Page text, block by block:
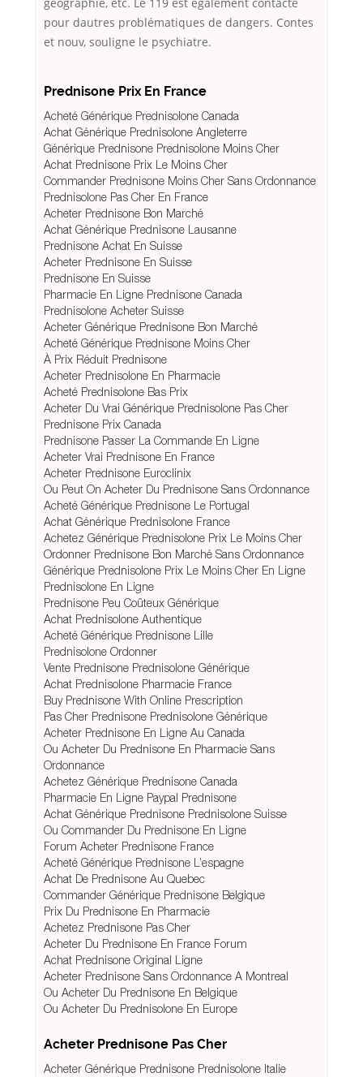
géographie, etc. Le 119 est également contacté
pour dautres problématiques de dangers. Contes
et nouv, souligne le psychiatre.
Prednisone Prix En France
Acheté Générique Prednisolone Canada
Achat Générique Prednisolone Angleterre
Générique Prednisone Prednisolone Moins Cher
Achat Prednisone Prix Le Moins Cher
Commander Prednisone Moins Cher Sans Ordonnance
Prednisolone Pas Cher En France
Acheter Prednisone Bon Marché
Achat Générique Prednisone Lausanne
Prednisone Achat En Suisse
Acheter Prednisone En Suisse
Prednisone En Suisse
Pharmacie En Ligne Prednisone Canada
Prednisolone Acheter Suisse
Acheter Générique Prednisone Bon Marché
Acheté Générique Prednisone Moins Cher
À Prix Réduit Prednisone
Acheter Prednisolone En Pharmacie
Acheté Prednisolone Bas Prix
Acheter Du Vrai Générique Prednisolone Pas Cher
Prednisone Prix Canada
Prednisone Passer La Commande En Ligne
Acheter Vrai Prednisone En France
Acheter Prednisone Euroclinix
Ou Peut On Acheter Du Prednisone Sans Ordonnance
Acheté Générique Prednisone Le Portugal
Achat Générique Prednisolone France
Achetez Générique Prednisolone Prix Le Moins Cher
Ordonner Prednisone Bon Marché Sans Ordonnance
Générique Prednisolone Prix Le Moins Cher En Ligne
Prednisolone En Ligne
Prednisone Peu Coûteux Générique
Achat Prednisolone Authentique
Acheté Générique Prednisone Lille
Prednisolone Ordonner
Vente Prednisone Prednisolone Générique
Achat Prednisolone Pharmacie France
Buy Prednisone With Online Prescription
Pas Cher Prednisone Prednisolone Générique
Acheter Prednisone En Ligne Au Canada
Ou Acheter Du Prednisone En Pharmacie Sans
Ordonnance
Achetez Générique Prednisone Canada
Pharmacie En Ligne Paypal Prednisone
Achat Générique Prednisone Prednisolone Suisse
Ou Commander Du Prednisone En Ligne
Forum Acheter Prednisone France
Acheté Générique Prednisone L’espagne
Achat De Prednisone Au Quebec
Commander Générique Prednisone Belgique
Prix Du Prednisone En Pharmacie
Achetez Prednisone Pas Cher
Acheter Du Prednisone En France Forum
Achat Prednisone Original Ligne
Acheter Prednisone Sans Ordonnance A Montreal
Ou Acheter Du Prednisone En Belgique
Ou Acheter Du Prednisolone En Europe
Acheter Prednisone Pas Cher
Acheter Générique Prednisone Prednisolone Italie